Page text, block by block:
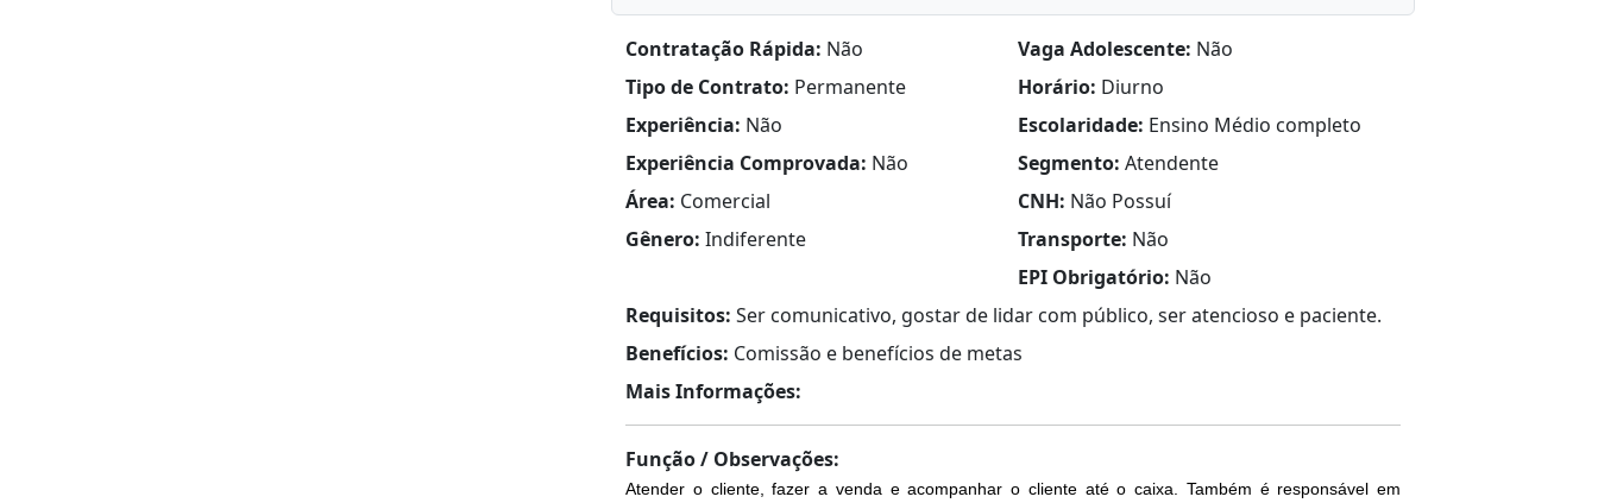
Contratação Rápida: Não Vaga Adolescente: Não
Tipo de Contrato: Permanente Horário: Diurno
Experiência: Não Escolaridade: Ensino Médio completo
Experiência Comprovada: Não Segmento: Atendente
Área: Comercial CNH: Não Possuí
Gênero: Indiferente Transporte: Não
EPI Obrigatório: Não
Requisitos: Ser comunicativo, gostar de lidar com público, ser atencioso e paciente.
Benefícios: Comissão e benefícios de metas
Mais Informações:
Função / Observações:
Atender o cliente, fazer a venda e acompanhar o cliente até o caixa. Também é responsável em